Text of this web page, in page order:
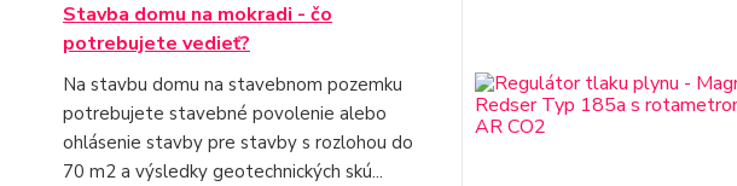
Stavba domu na mokradi - čo
potrebujete vedieť?
Na stavbu domu na stavebnom pozemku
potrebujete stavebné povolenie alebo
ohlásenie stavby pre stavby s rozlohou do
70 m2 a výsledky geotechnických skú...